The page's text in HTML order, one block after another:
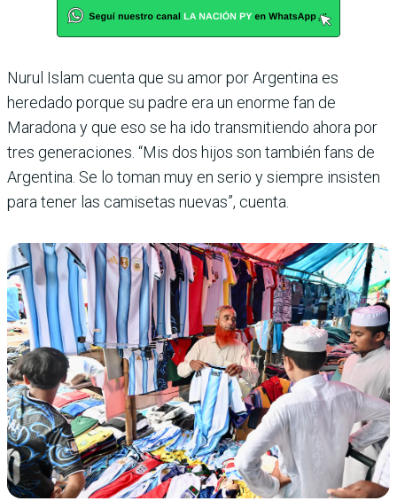
Nurul Islam cuenta que su amor por Argentina es
heredado porque su padre era un enorme fan de
Maradona y que eso se ha ido transmitiendo ahora por
tres generaciones. “Mis dos hijos son también fans de
Argentina. Se lo toman muy en serio y siempre insisten
para tener las camisetas nuevas”, cuenta.